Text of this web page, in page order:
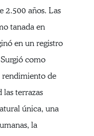
2.500 años. Las
tanada en
en un registro
como
rendimiento de
las terrazas
única, una
la